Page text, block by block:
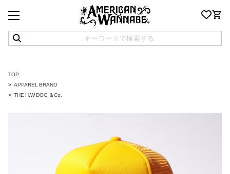
TOP
APPAREL BRAND
THE H.W DOG ＆Co.